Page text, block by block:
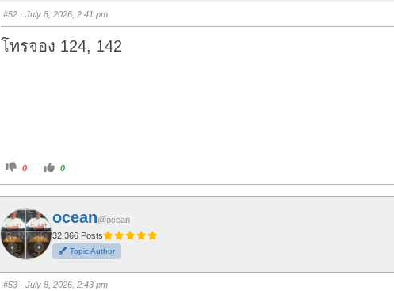
d
o
n
.
u
p
#52· July 8, 2026, 2:41 pm
โทรจอง 124, 142
C
i
k
f
o
r
t
h
u
m
d
0
C
l
i
k
o
r
t
h
u
m
u
0
ocean@ocean
32,366 Posts
Topic Author
#53· July 8, 2026, 2:43 pm